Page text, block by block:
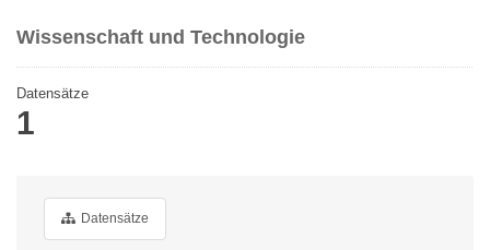
Wissenschaft und Technologie
Datensätze
1
Datensätze